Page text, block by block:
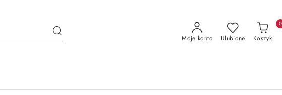
Moje konto Ulubione Koszyk
0